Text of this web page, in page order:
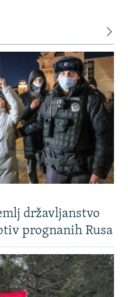
državljanstvo
prognanih Rusa